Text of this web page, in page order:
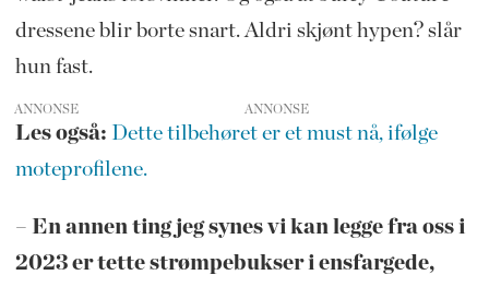
dressene blir borte snart. Aldri skjønt hypen? slår
hun fast.
ANNONSE
Les også: Dette tilbehøret er et must nå, ifølge
moteprofilene.
– En annen ting jeg synes vi kan legge fra oss i
2023 er tette strømpebukser i ensfargede,